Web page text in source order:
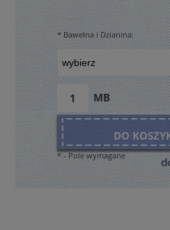
* Bawełna i Dzianina:
MB
DO
*- Pole wymagane